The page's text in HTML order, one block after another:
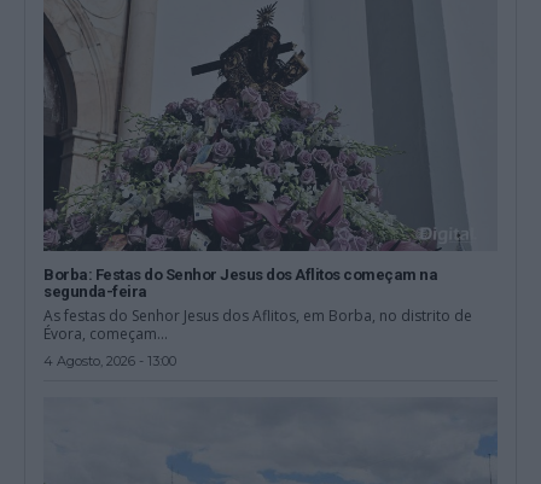
Borba: Festas do Senhor Jesus dos Aflitos começam na
segunda-feira
As festas do Senhor Jesus dos Aflitos, em Borba, no distrito de
Évora, começam...
4 Agosto, 2026 - 13:00